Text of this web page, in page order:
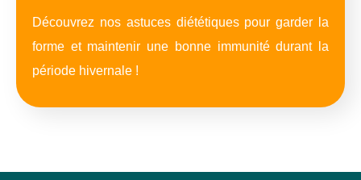
Découvrez nos astuces diététiques pour garder la
forme et maintenir une bonne immunité durant la
période hivernale !